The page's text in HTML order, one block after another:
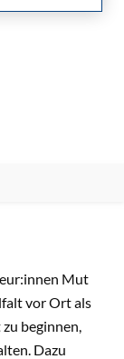
Mut
vor Ort als
beginnen,
Dazu